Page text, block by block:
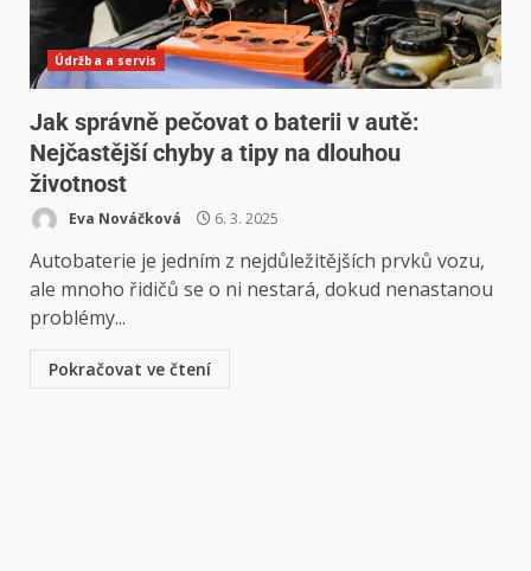
Údržba a servis
Jak správně pečovat o baterii v autě:
Nejčastější chyby a tipy na dlouhou
životnost
Eva Nováčková 6. 3. 2025
Autobaterie je jedním z nejdůležitějších prvků vozu,
ale mnoho řidičů se o ni nestará, dokud nenastanou
problémy...
Pokračovat ve čtení